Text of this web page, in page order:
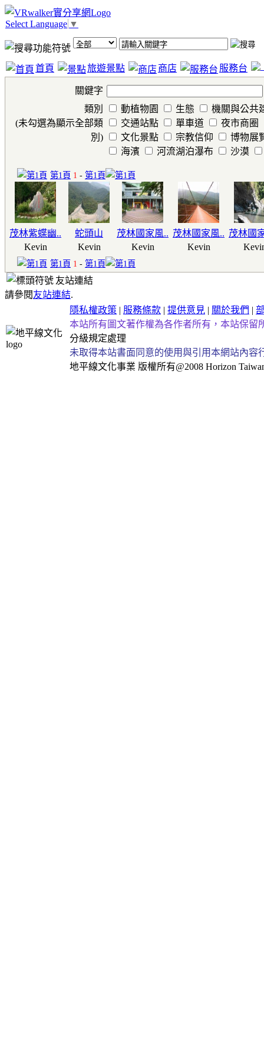
Select Language ▼
首頁 旅遊景點 商店 服務台
關鍵字
類別
(未勾選為顯示全部類
別)
動植物園 生態
機關與公共
交通站點
單車道
夜市商圈
文化景點
宗教信仰
博物展
海濱
河流湖泊瀑布 沙漠
第1頁 1 - 第1頁
茂林紫蝶幽..
Kevin
蛇頭山
Kevin
茂林國家風..
Kevin
茂林國家風..
Kevin
茂林國
第1頁 1 - 第1頁
友站連結
請參閱友站連結.
隱私權政策 | 服務條款 | 提供意見 | 關於我們 |
本站所有圖文著作權為各作者所有，本站保留
分級規定處理
未取得本站書面同意的使用與引用本網站內
地平線文化事業 版權所有@2008 Horizon